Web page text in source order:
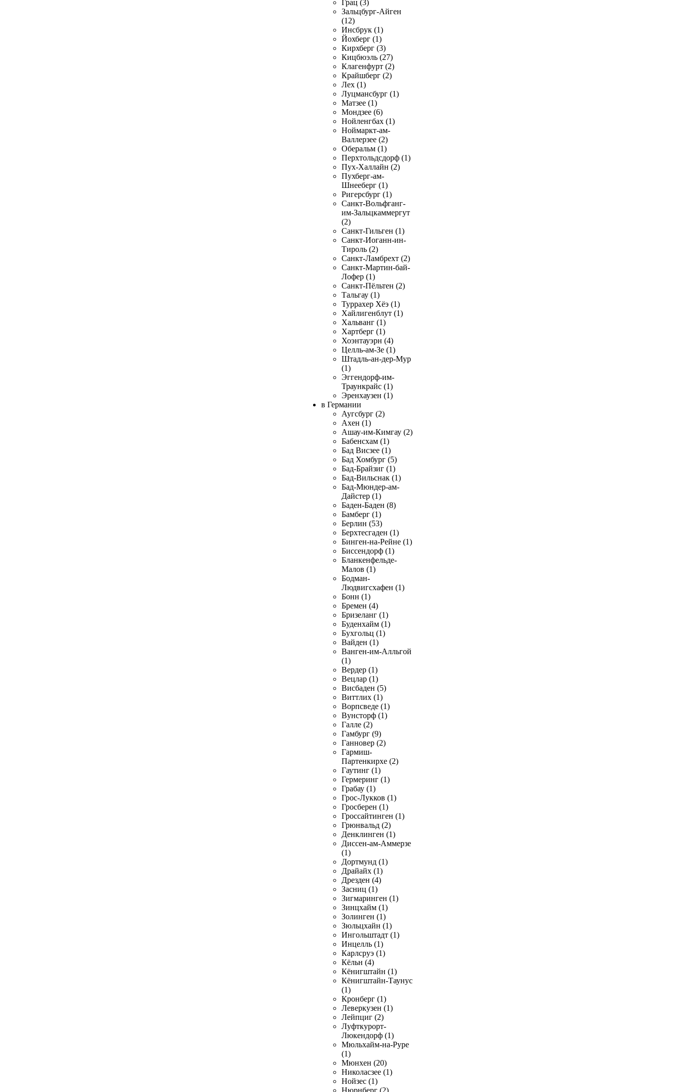
Грац (3)
Зальцбург-Айген
(12)
Инсбрук (1)
Йохберг (1)
Кирхберг (3)
Кицбюэль (27)
Клагенфурт (2)
Крайшберг (2)
Лех (1)
Луцмансбург (1)
Матзее (1)
Мондзее (6)
Нойленгбах (1)
Ноймаркт-ам-
Валлерзее (2)
Оберальм (1)
Перхтольдсдорф (1)
Пух-Халлайн (2)
Пухберг-ам-
Шнееберг (1)
Ригерсбург (1)
Санкт-Вольфганг-
им-Зальцкаммергут
(2)
Санкт-Гильген (1)
Санкт-Иоганн-ин-
Тироль (2)
Санкт-Ламбрехт (2)
Санкт-Мартин-бай-
Лофер (1)
Санкт-Пёльтен (2)
Тальгау (1)
Туррахер Хёэ (1)
Хайлигенблут (1)
Хальванг (1)
Хартберг (1)
Хоэнтауэрн (4)
Целль-ам-Зе (1)
Штадль-ан-дер-Мур
(1)
Эггендорф-им-
Траункрайс (1)
Эренхаузен (1)
в Германии
Аугсбург (2)
Ахен (1)
Ашау-им-Кимгау (2)
Бабенсхам (1)
Бад Висзее (1)
Бад Хомбург (5)
Бад-Брайзиг (1)
Бад-Вильснак (1)
Бад-Мюндер-ам-
Дайстер (1)
Баден-Баден (8)
Бамберг (1)
Берлин (53)
Берхтесгаден (1)
Бинген-на-Рейне (1)
Биссендорф (1)
Бланкенфельде-
Малов (1)
Бодман-
Людвигсхафен (1)
Бонн (1)
Бремен (4)
Бризеланг (1)
Буденхайм (1)
Бухгольц (1)
Вайден (1)
Ванген-им-Алльгой
(1)
Вердер (1)
Вецлар (1)
Висбаден (5)
Виттлих (1)
Ворпсведе (1)
Вунсторф (1)
Галле (2)
Гамбург (9)
Ганновер (2)
Гармиш-
Партенкирхе (2)
Гаутинг (1)
Гермеринг (1)
Грабау (1)
Грос-Лукков (1)
Гросберен (1)
Гроссайтинген (1)
Грюнвальд (2)
Денклинген (1)
Диссен-ам-Аммерзе
(1)
Дортмунд (1)
Драйайх (1)
Дрезден (4)
Засниц (1)
Зигмаринген (1)
Зинцхайм (1)
Золинген (1)
Зюльцхайн (1)
Ингольштадт (1)
Инцелль (1)
Карлсруэ (1)
Кёльн (4)
Кёнигштайн (1)
Кёнигштайн-Таунус
(1)
Кронберг (1)
Леверкузен (1)
Лейпциг (2)
Луфткурорт-
Люкендорф (1)
Мюльхайм-на-Руре
(1)
Мюнхен (20)
Николасзее (1)
Нойзес (1)
Нюрнберг (2)